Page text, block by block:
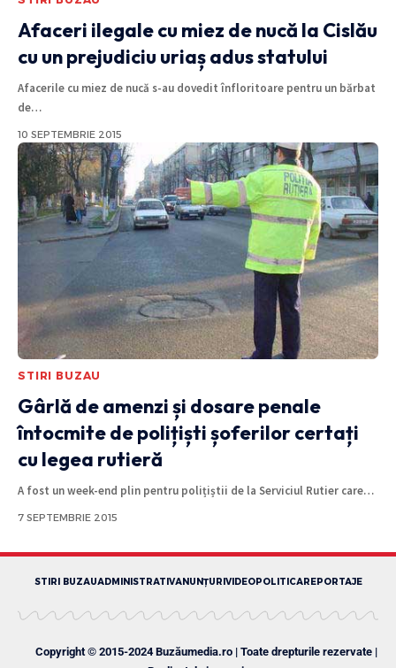
Afaceri ilegale cu miez de nucă la Cislău
cu un prejudiciu uriaș adus statului
Afacerile cu miez de nucă s-au dovedit înfloritoare pentru un bărbat
de…
10 SEPTEMBRIE 2015
STIRI BUZAU
Gârlă de amenzi și dosare penale
întocmite de polițiști șoferilor certați
cu legea rutieră
A fost un week-end plin pentru polițiștii de la Serviciul Rutier care…
7 SEPTEMBRIE 2015
STIRI BUZAUADMINISTRATIVANUNȚURIVIDEOPOLITICAREPORTAJE
Copyright © 2015-2024 Buzăumedia.ro | Toate drepturile rezervate |